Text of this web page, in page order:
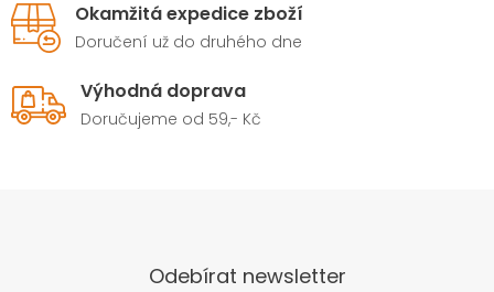
Okamžitá expedice zboží
Doručení už do druhého dne
Výhodná doprava
Doručujeme od 59,- Kč
Odebírat newsletter